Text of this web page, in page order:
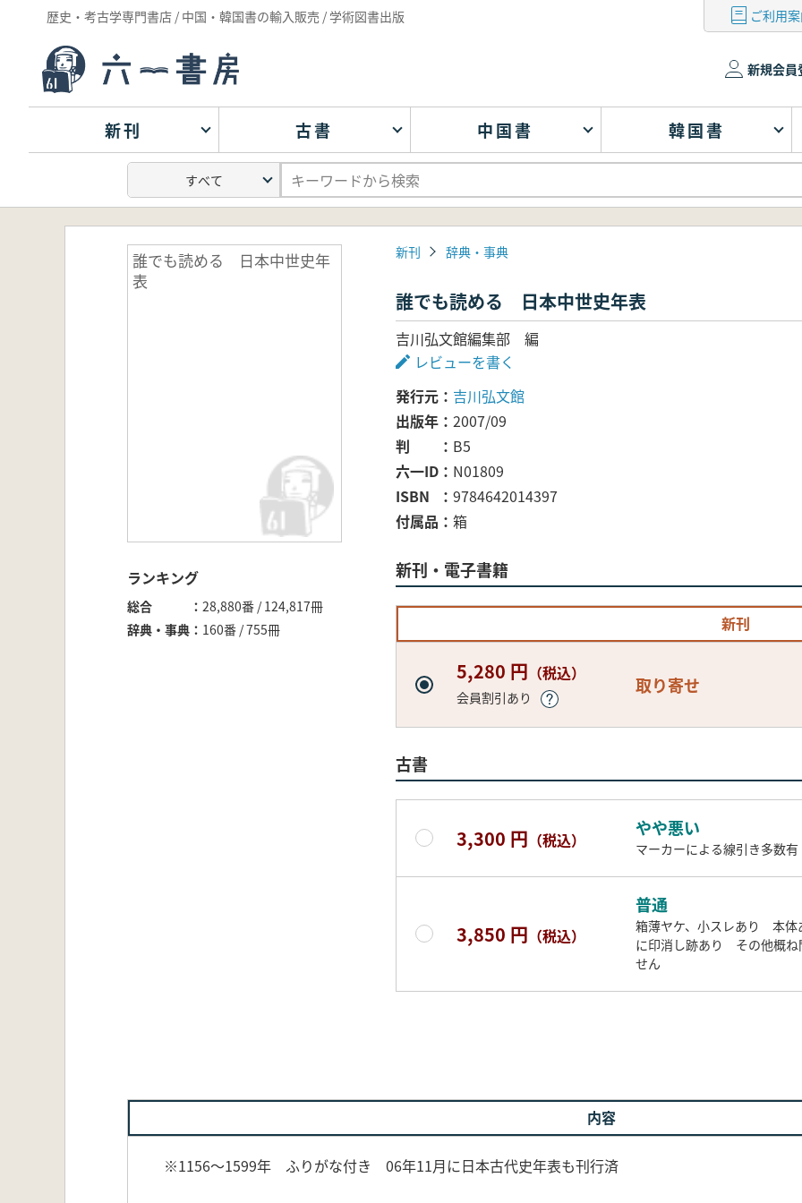
歴史・考古学専門書店 / 中国・韓国書の輸入販売 / 学術図書出版 ご利用
新規会員
新刊 古書 中国書 韓国書
誰でも読める 日本中世史年
表
ランキング
総合
28,880番 / 124,817冊
辞典・事典
160番 / 755冊
新刊 辞典・事典
誰でも読める 日本中世史年表
吉川弘文館編集部 編
レビューを書く
発行元
吉川弘文館
出版年
2007/09
判
B5
六一ID
N01809
ISBN
9784642014397
付属品
箱
新刊・電子書籍
新刊
5,280 円 （税込）
会員割引あり
取り寄せ
古書
3,300 円 （税込）
やや悪い
マーカーによる線引き多数有
3,850 円 （税込）
普通
箱薄ヤケ、小スレあり 本体
に印消し跡あり その他概ね
せん
内容
※1156～1599年 ふりがな付き 06年11月に日本古代史年表も刊行済